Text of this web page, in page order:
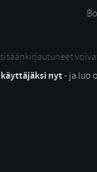
nyt- ja luo